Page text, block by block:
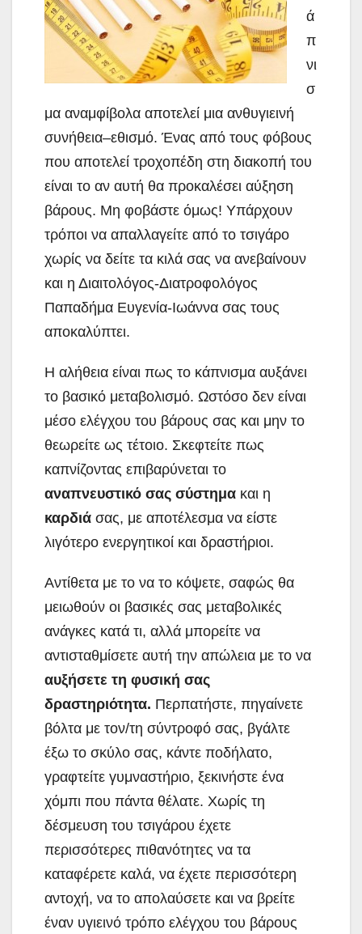
ά
π
νι
σ
μα αναμφίβολα αποτελεί μια ανθυγιεινή
συνήθεια–εθισμό. Ένας από τους φόβους
που αποτελεί τροχοπέδη στη διακοπή του
είναι το αν αυτή θα προκαλέσει αύξηση
βάρους. Μη φοβάστε όμως! Υπάρχουν
τρόποι να απαλλαγείτε από το τσιγάρο
χωρίς να δείτε τα κιλά σας να ανεβαίνουν
και η Διαιτολόγος-Διατροφολόγος
Παπαδήμα Ευγενία-Ιωάννα σας τους
αποκαλύπτει.
Η αλήθεια είναι πως το κάπνισμα αυξάνει
το βασικό μεταβολισμό. Ωστόσο δεν είναι
μέσο ελέγχου του βάρους σας και μην το
θεωρείτε ως τέτοιο. Σκεφτείτε πως
καπνίζοντας επιβαρύνεται το
αναπνευστικό σας σύστημα και η
καρδιά σας, με αποτέλεσμα να είστε
λιγότερο ενεργητικοί και δραστήριοι.
Αντίθετα με το να το κόψετε, σαφώς θα
μειωθούν οι βασικές σας μεταβολικές
ανάγκες κατά τι, αλλά μπορείτε να
αντισταθμίσετε αυτή την απώλεια με το να
αυξήσετε τη φυσική σας
δραστηριότητα. Περπατήστε, πηγαίνετε
βόλτα με τον/τη σύντροφό σας, βγάλτε
έξω το σκύλο σας, κάντε ποδήλατο,
γραφτείτε γυμναστήριο, ξεκινήστε ένα
χόμπι που πάντα θέλατε. Χωρίς τη
δέσμευση του τσιγάρου έχετε
περισσότερες πιθανότητες να τα
καταφέρετε καλά, να έχετε περισσότερη
αντοχή, να το απολαύσετε και να βρείτε
έναν υγιεινό τρόπο ελέγχου του βάρους